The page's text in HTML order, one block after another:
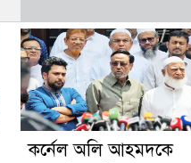
কর্নেল অলি আহমদকে